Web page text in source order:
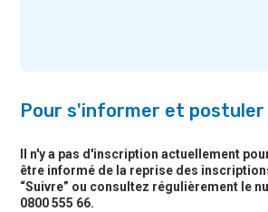
Pour s'informer et postuler
Il n'y a pas d'inscription actuellement
être informé de la reprise des
“Suivre” ou consultez régulièrement le
0800 555 66.